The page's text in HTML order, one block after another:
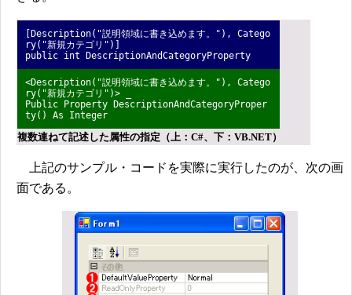
[Description("説明領域に書き込めます。"), Catego
ry("新規カテゴリ")]
public int DescriptionAndCategoryProperty
<Description("説明領域に書き込めます。"), Catego
ry("新規カテゴリ")> _
Public Property DescriptionAndCategoryProper
ty() As Integer
複数連ねて記述した属性の指定（上：C#、下：VB.NET）
上記のサンプル・コードを実際に実行したのが、次の画
面である。